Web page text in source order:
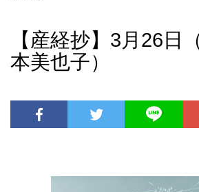
【産経抄】3月26日
本美也子）